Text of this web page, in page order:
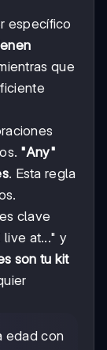
específico
que
"Any"
. Esta regla
clave
live at..." y
son tu kit
edad con